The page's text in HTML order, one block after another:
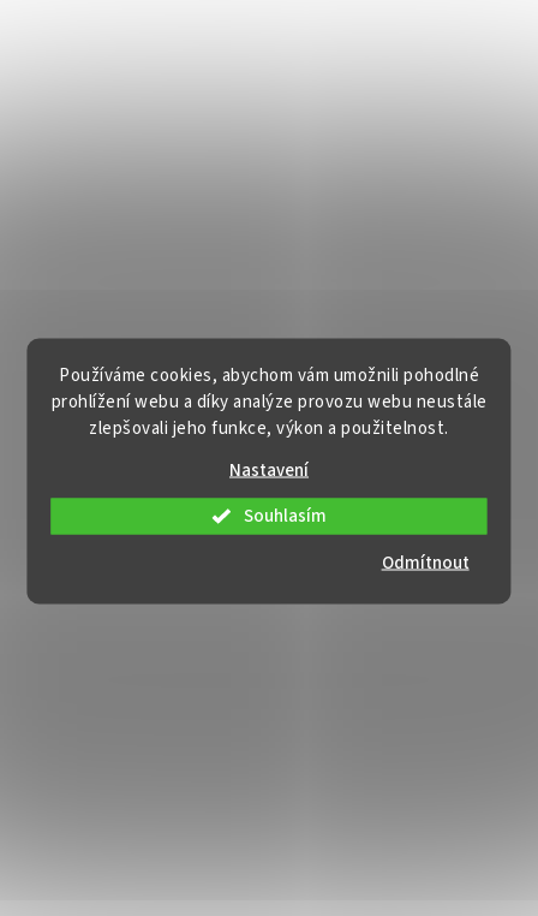
Používáme cookies, abychom vám umožnili pohodlné
prohlížení webu a díky analýze provozu webu neustále
zlepšovali jeho funkce, výkon a použitelnost.
Nastavení
Odmítnout
Souhlasím